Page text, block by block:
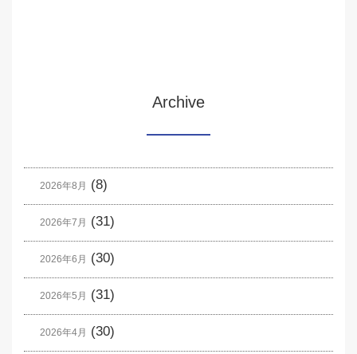
Archive
2026年8月 (8)
2026年7月 (31)
2026年6月 (30)
2026年5月 (31)
2026年4月 (30)